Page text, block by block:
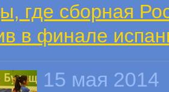
где сборная
в финале
15 мая 2014